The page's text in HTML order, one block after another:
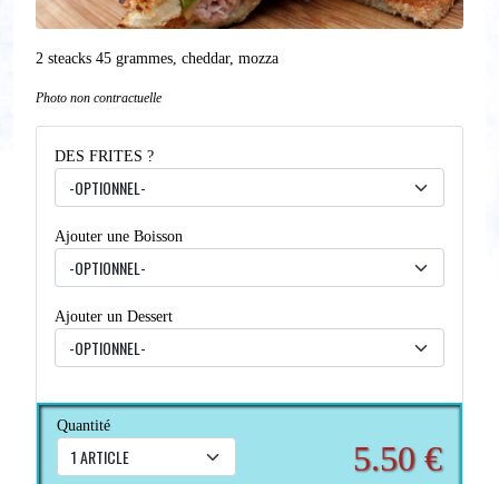
2 steacks 45 grammes, cheddar, mozza
Photo non contractuelle
DES FRITES ?
Ajouter une Boisson
Ajouter un Dessert
Quantité
5.50 €